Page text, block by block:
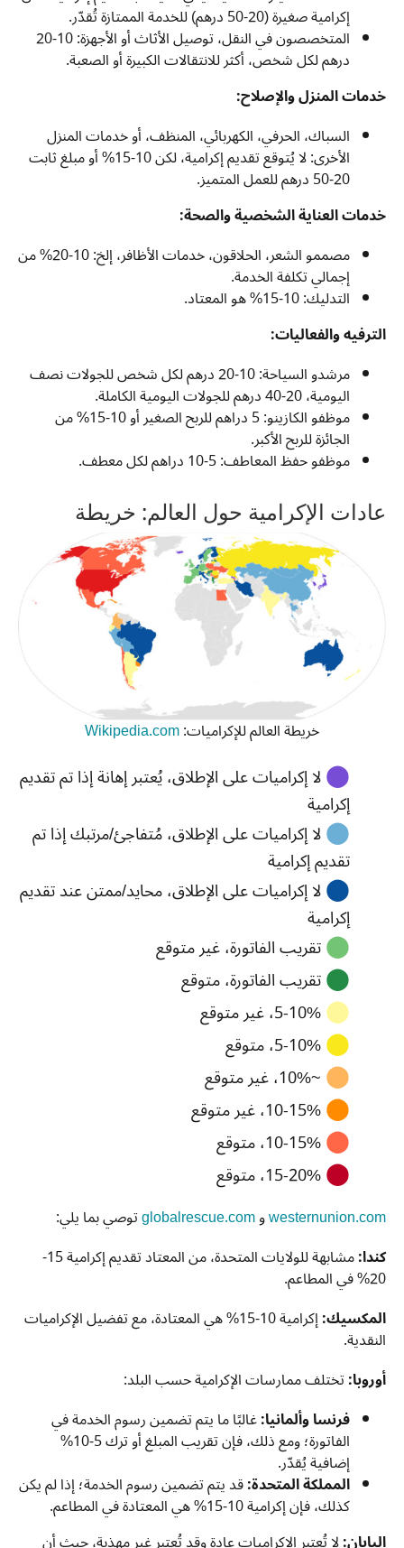
إكرامية صغيرة (20-50 درهم) للخدمة الممتازة تُقدّر.
المتخصصون في النقل، توصيل الأثاث أو الأجهزة: 10-20
درهم لكل شخص، أكثر للانتقالات الكبيرة أو الصعبة.
خدمات المنزل والإصلاح:
السباك، الحرفي، الكهربائي، المنظف، أو خدمات المنزل
الأخرى: لا يُتوقع تقديم إكرامية، لكن 10-15% أو مبلغ ثابت
20-50 درهم للعمل المتميز.
خدمات العناية الشخصية والصحة:
مصممو الشعر، الحلاقون، خدمات الأظافر، إلخ: 10-20% من
إجمالي تكلفة الخدمة.
التدليك: 10-15% هو المعتاد.
الترفيه والفعاليات:
مرشدو السياحة: 10-20 درهم لكل شخص للجولات نصف
اليومية، 20-40 درهم للجولات اليومية الكاملة.
موظفو الكازينو: 5 دراهم للربح الصغير أو 10-15% من
الجائزة للربح الأكبر.
موظفو حفظ المعاطف: 5-10 دراهم لكل معطف.
عادات الإكرامية حول العالم: خريطة
خريطة العالم للإكراميات:Wikipedia.com
⬤لا إكراميات على الإطلاق، يُعتبر إهانة إذا تم تقديم
إكرامية
⬤لا إكراميات على الإطلاق، مُتفاجئ/مرتبك إذا تم
تقديم إكرامية
⬤لا إكراميات على الإطلاق، محايد/ممتن عند تقديم
إكرامية
⬤تقريب الفاتورة، غير متوقع
⬤تقريب الفاتورة، متوقع
⬤
⬤
⬤~10%، غير متوقع
⬤
⬤
⬤
westernunion.comوglobalrescue.comتوصي بما يلي:
كندا:
مشابهة للولايات المتحدة، من المعتاد تقديم إكرامية 15-
20% في المطاعم.
المكسيك:
إكرامية 10-15% هي المعتادة، مع تفضيل الإكراميات
النقدية.
أوروبا:تختلف ممارسات الإكرامية حسب البلد:
فرنسا وألمانيا:غالبًا ما يتم تضمين رسوم الخدمة في
الفاتورة؛ ومع ذلك، فإن تقريب المبلغ أو ترك 5-10%
إضافية يُقدّر.
المملكة المتحدة:قد يتم تضمين رسوم الخدمة؛ إذا لم يكن
كذلك، فإن إكرامية 10-15% هي المعتادة في المطاعم.